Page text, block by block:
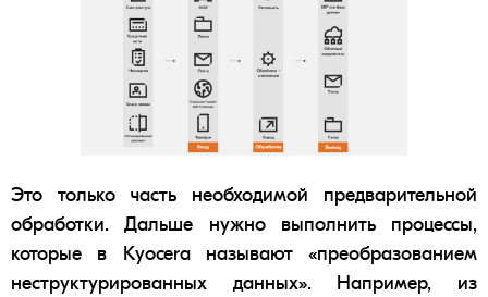
Это только часть необходимой предварительной
обработки. Дальше нужно выполнить процессы,
которые в Kyocera называют «преобразованием
неструктурированных данных». Например, из